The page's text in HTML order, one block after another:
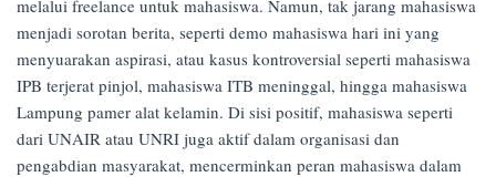
melalui freelance untuk mahasiswa. Namun, tak jarang mahasiswa
menjadi sorotan berita, seperti demo mahasiswa hari ini yang
menyuarakan aspirasi, atau kasus kontroversial seperti mahasiswa
IPB terjerat pinjol, mahasiswa ITB meninggal, hingga mahasiswa
Lampung pamer alat kelamin. Di sisi positif, mahasiswa seperti
dari UNAIR atau UNRI juga aktif dalam organisasi dan
pengabdian masyarakat, mencerminkan peran mahasiswa dalam